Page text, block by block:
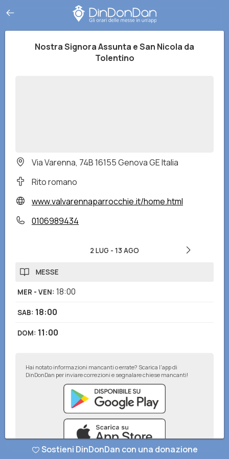
Nostra Signora Assunta e San Nicola da
Tolentino
Via Varenna, 74B 16155 Genova GE Italia
Rito romano
www.valvarennaparrocchie.it/home.html
0106989434
2 LUG - 13 AGO
MESSE
MER - VEN: 18:00
SAB: 18:00
DOM: 11:00
Hai notato informazioni mancanti o errate? Scarica l'app di
DinDonDan per inviare correzioni e segnalare chiese mancanti!
Sostieni DinDonDan con una donazione